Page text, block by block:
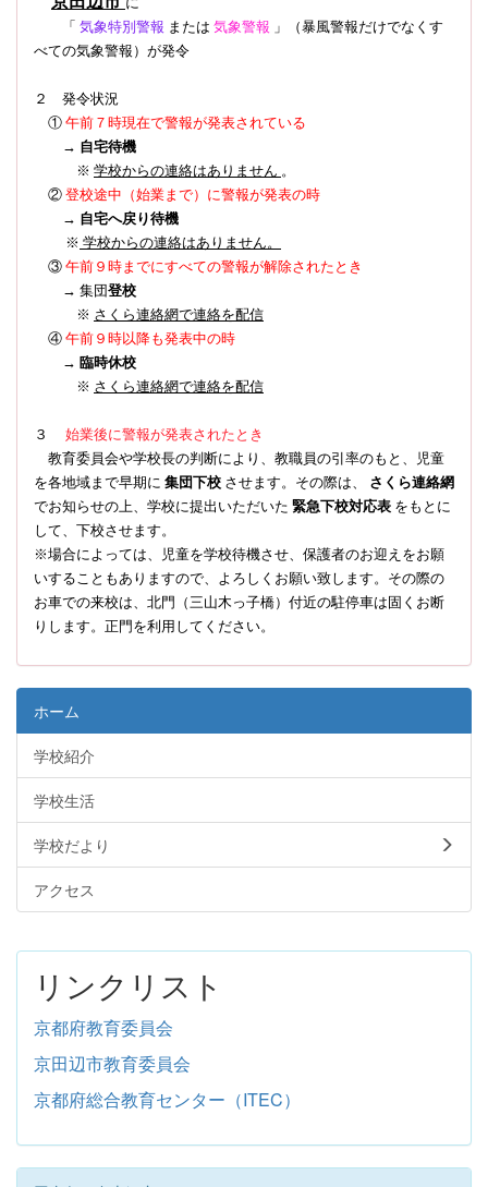
「 気象特別警報 または 気象警報 」（暴風警報だけでなくす
べての気象警報） が発令
２ 発令状況
① 午前７時現在で警報が発表されている
→ 自宅待機
※ 学校からの連絡はありません 。
② 登校途中（始業まで）に警報が発表の時
→ 自宅へ戻り待機
※ 学校からの連絡はありません。
③ 午前９時までにすべての警報が解除されたとき
→ 集団登校
※ さくら連絡網で連絡を配信
④ 午前９時以降も発表中の時
→ 臨時休校
※ さくら連絡網で連絡を配信
３ 始業後に警報が発表されたとき
教育委員会や学校長の判断により、教職員の引率のもと、児童
を各地域まで早期に 集団下校 させます。その際は、 さくら連絡網
でお知らせの上、学校に提出いただいた 緊急下校対応表 をもとに
して、下校させます。
※場合によっては、児童を学校待機させ、保護者のお迎えをお願
いすることもありますので、よろしくお願い致します。その際の
お車での来校は、北門（三山木っ子橋）付近の駐停車は固くお断
りします。正門を利用してください。
ホーム
学校紹介
学校生活
学校だより
アクセス
リンクリスト
京都府教育委員会
京田辺市教育委員会
京都府総合教育センター（ITEC）